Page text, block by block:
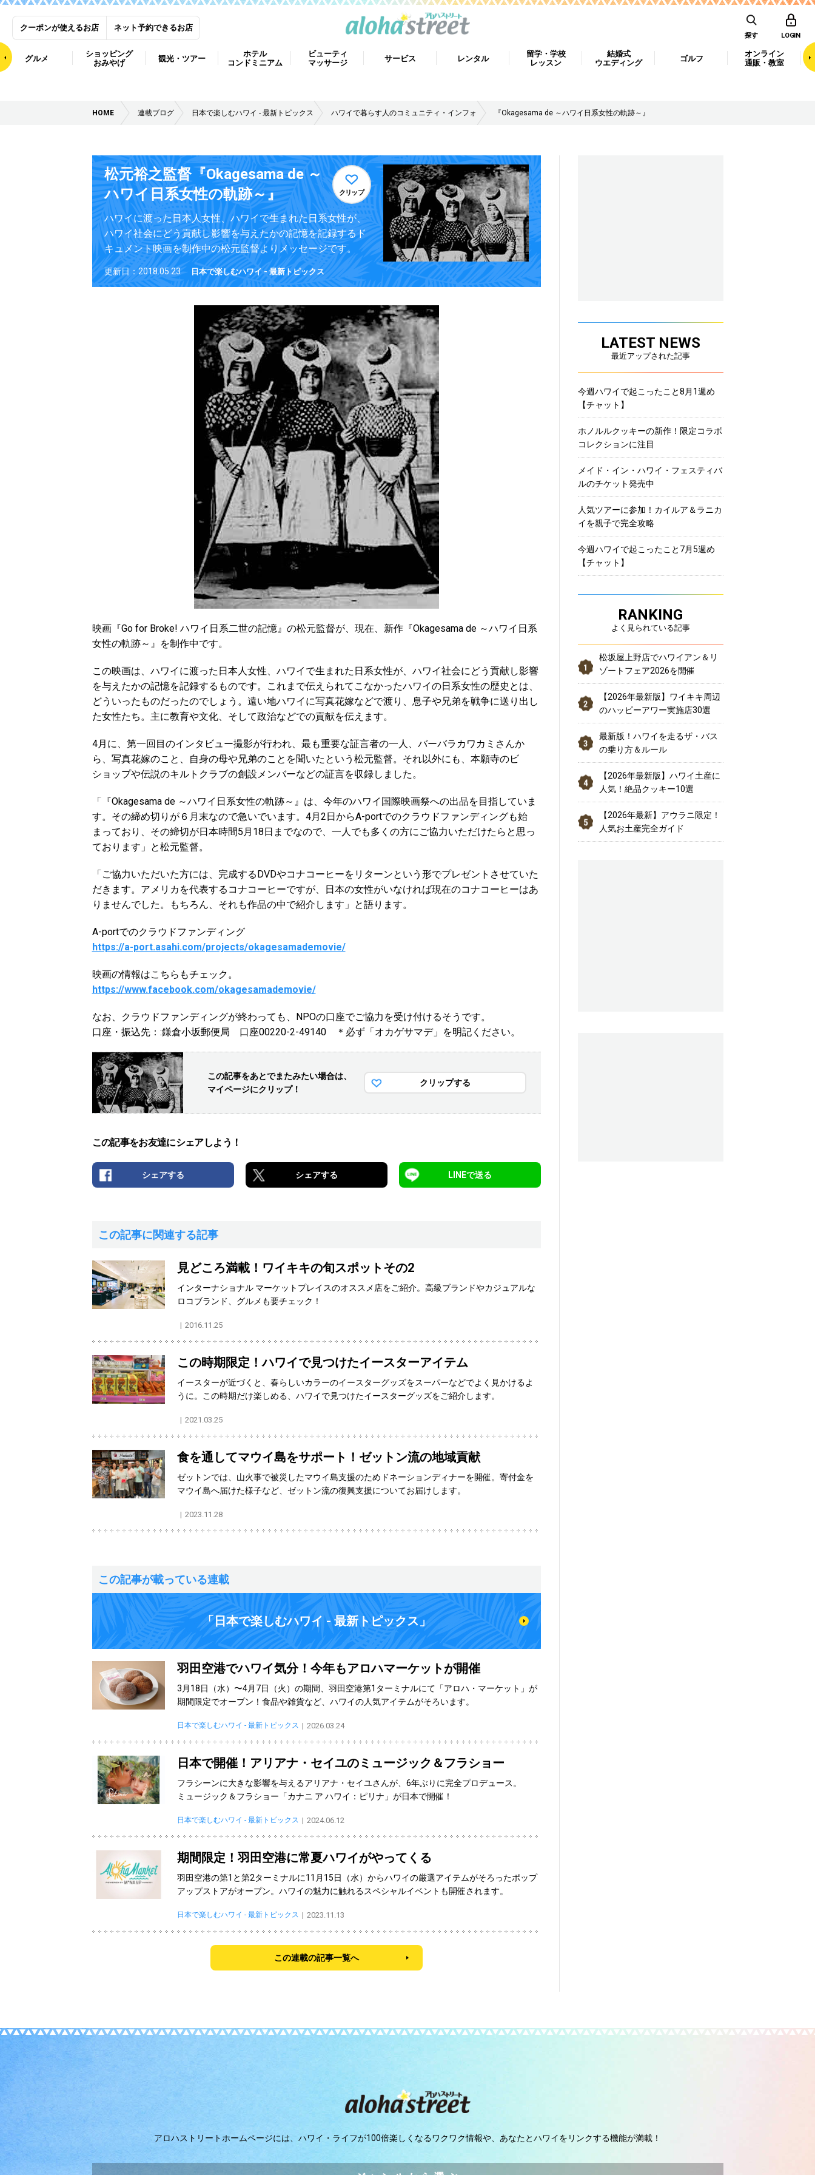
クーポンが使えるお店 ネット予約できるお店
探す LOGIN
グルメ
ショッピング
おみやげ
観光・ツアー
ホテル
コンドミニアム
ビューティ
マッサージ
サービス レンタル
留学・学校
レッスン
結婚式
ウエディング
ゴルフ
オンライン
通販・教室
HOME 連載ブログ 日本で楽しむハワイ - 最新トピックス ハワイで暮らす人のコミュニティ・インフォ 『Okagesama de ～ハワイ日系女性の軌跡～』
松元裕之監督『Okagesama de ～
ハワイ日系女性の軌跡～』
クリップ
ハワイに渡った日本人女性、ハワイで生まれた日系女性が、
ハワイ社会にどう貢献し影響を与えたかの記憶を記録するド
キュメント映画を制作中の松元監督よりメッセージです。
更新日：2018.05.23 日本で楽しむハワイ - 最新トピックス
映画『Go for Broke! ハワイ日系二世の記憶』の松元監督が、現在、新作『Okagesama de ～ハワイ日系
女性の軌跡～』を制作中です。
この映画は、ハワイに渡った日本人女性、ハワイで生まれた日系女性が、ハワイ社会にどう貢献し影響
を与えたかの記憶を記録するものです。これまで伝えられてこなかったハワイの日系女性の歴史とは、
どういったものだったのでしょう。遠い地ハワイに写真花嫁などで渡り、息子や兄弟を戦争に送り出し
た女性たち。主に教育や文化、そして政治などでの貢献を伝えます。
4月に、第一回目のインタビュー撮影が行われ、最も重要な証言者の一人、バーバラカワカミさんか
ら、写真花嫁のこと、自身の母や兄弟のことを聞いたという松元監督。それ以外にも、本願寺のビ
ショップや伝説のキルトクラブの創設メンバーなどの証言を収録しました。
「『Okagesama de ～ハワイ日系女性の軌跡～』は、今年のハワイ国際映画祭への出品を目指していま
す。その締め切りが６月末なので急いでいます。4月2日からA-portでのクラウドファンディングも始
まっており、その締切が日本時間5月18日までなので、一人でも多くの方にご協力いただけたらと思っ
ております」と松元監督。
「ご協力いただいた方には、完成するDVDやコナコーヒーをリターンという形でプレゼントさせていた
だきます。アメリカを代表するコナコーヒーですが、日本の女性がいなければ現在のコナコーヒーはあ
りませんでした。もちろん、それも作品の中で紹介します」と語ります。
A-portでのクラウドファンディング
https://a-port.asahi.com/projects/okagesamademovie/
映画の情報はこちらもチェック。
https://www.facebook.com/okagesamademovie/
なお、クラウドファンディングが終わっても、NPOの口座でご協力を受け付けるそうです。
口座・振込先：:鎌倉小坂郵便局 口座00220-2-49140 ＊必ず「オカゲサマデ」を明記ください。
この記事をあとでまたみたい場合は、
マイページにクリップ！
クリップする
この記事をお友達にシェアしよう！
シェアする シェアする LINEで送る
この記事に関連する記事
見どころ満載！ワイキキの旬スポットその2
インターナショナル マーケットプレイスのオススメ店をご紹介。高級ブランドやカジュアルな
ロコブランド、グルメも要チェック！
2016.11.25
この時期限定！ハワイで見つけたイースターアイテム
イースターが近づくと、春らしいカラーのイースターグッズをスーパーなどでよく見かけるよ
うに。この時期だけ楽しめる、ハワイで見つけたイースターグッズをご紹介します。
2021.03.25
食を通してマウイ島をサポート！ゼットン流の地域貢献
ゼットンでは、山火事で被災したマウイ島支援のためドネーションディナーを開催。寄付金を
マウイ島へ届けた様子など、ゼットン流の復興支援についてお届けします。
2023.11.28
この記事が載っている連載
「日本で楽しむハワイ - 最新トピックス」
羽田空港でハワイ気分！今年もアロハマーケットが開催
3月18日（水）〜4月7日（火）の期間、羽田空港第1ターミナルにて「アロハ・マーケット」が
期間限定でオープン！食品や雑貨など、ハワイの人気アイテムがそろいます。
日本で楽しむハワイ - 最新トピックス 2026.03.24
日本で開催！アリアナ・セイユのミュージック＆フラショー
フラシーンに大きな影響を与えるアリアナ・セイユさんが、6年ぶりに完全プロデュース。
ミュージック＆フラショー「カナニ ア ハワイ：ピリナ」が日本で開催！
日本で楽しむハワイ - 最新トピックス 2024.06.12
期間限定！羽田空港に常夏ハワイがやってくる
羽田空港の第1と第2ターミナルに11月15日（水）からハワイの厳選アイテムがそろったポップ
アップストアがオープン。ハワイの魅力に触れるスペシャルイベントも開催されます。
日本で楽しむハワイ - 最新トピックス 2023.11.13
この連載の記事一覧へ
LATEST NEWS
最近アップされた記事
今週ハワイで起こったこと8月1週め
【チャット】
ホノルルクッキーの新作！限定コラボ
コレクションに注目
メイド・イン・ハワイ・フェスティバ
ルのチケット発売中
人気ツアーに参加！カイルア＆ラニカ
イを親子で完全攻略
今週ハワイで起こったこと7月5週め
【チャット】
RANKING
よく見られている記事
松坂屋上野店でハワイアン＆リ
ゾートフェア2026を開催
【2026年最新版】ワイキキ周辺
のハッピーアワー実施店30選
最新版！ハワイを走るザ・バス
の乗り方＆ルール
【2026年最新版】ハワイ土産に
人気！絶品クッキー10選
【2026年最新】アウラニ限定！
人気お土産完全ガイド
アロハストリートホームページには、 ハワイ・ライフが100倍楽しくなるワクワク情報や、 あなたとハワイをリンクする機能が満載！